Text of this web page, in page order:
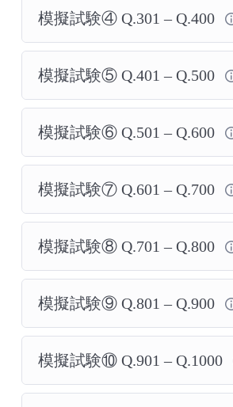
模擬試験④ Q.301 – Q.400
模擬試験⑤ Q.401 – Q.500
模擬試験⑥ Q.501 – Q.600
模擬試験⑦ Q.601 – Q.700
模擬試験⑧ Q.701 – Q.800
模擬試験⑨ Q.801 – Q.900
模擬試験⑩ Q.901 – Q.1000